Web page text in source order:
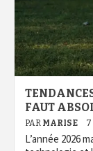
FAUT
PAR MARISE 7
L’année 2026